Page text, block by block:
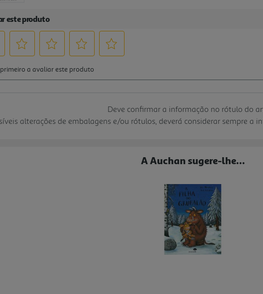
Deve confirmar a informação no rótulo do
alterações de embalagens e/ou rótulos, deverá considerar sempre a
A Auchan sugere-lhe...